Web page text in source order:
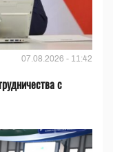
07.08.2026 - 11:42
с